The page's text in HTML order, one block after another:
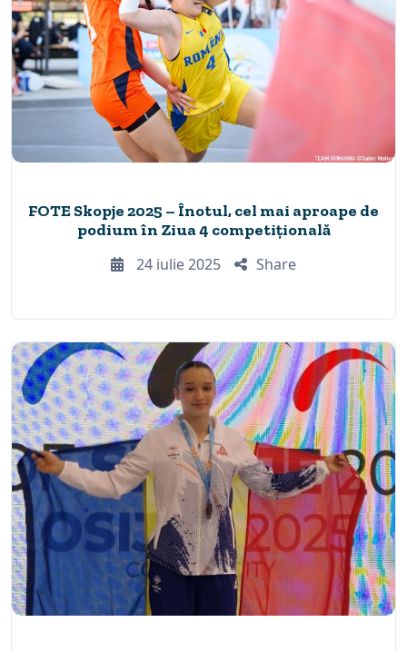
FOTE Skopje 2025 – Înotul, cel mai aproape de
podium în Ziua 4 competițională
24 iulie 2025
Share